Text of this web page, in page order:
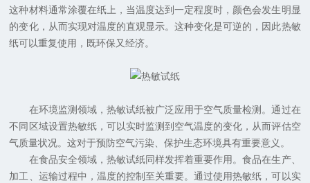
这种材料通常涂覆在纸上，当温度达到一定程度时，颜色会发生明显
的变化，从而实现对温度的直观显示。这种变化是可逆的，因此热敏
纸可以重复使用，既环保又经济。
在环境监测领域，热敏试纸被广泛应用于空气质量检测。通过在
不同区域设置热敏纸，可以实时监测到空气温度的变化，从而评估空
气质量状况。这对于预防空气污染、保护生态环境具有重要意义。
在食品安全领域，热敏试纸同样发挥着重要作用。食品在生产、
加工、运输过程中，温度的控制至关重要。通过使用热敏纸，可以实